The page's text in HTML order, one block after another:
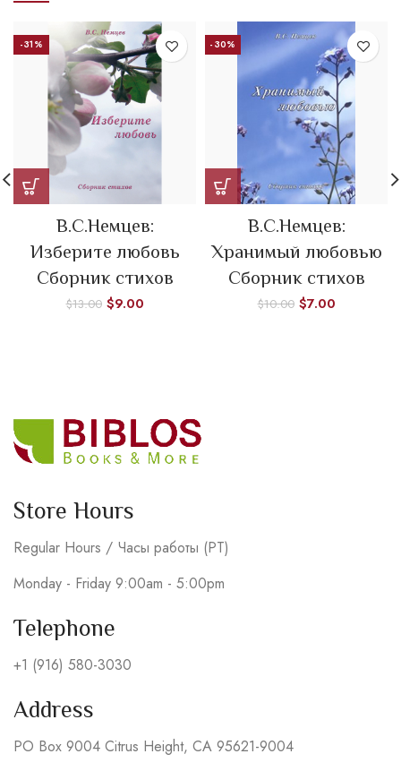
-31%
В.С.Немцев:
Изберите любовь
Сборник стихов
$13.00 $9.00
-30%
В.С.Немцев:
Хранимый любовью
Сборник стихов
$10.00 $7.00
Store Hours
Regular Hours / Часы работы (PT)
Monday - Friday 9:00am - 5:00pm
Telephone
+1 (916) 580-3030
Address
PO Box 9004 Citrus Height, CA 95621-9004